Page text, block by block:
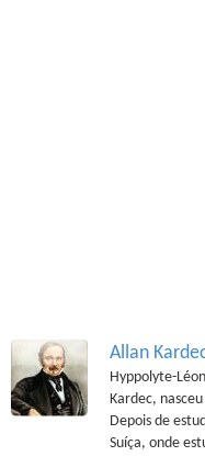
Allan
Hyppolyte-
Kardec,
Depois de
Suíça, onde